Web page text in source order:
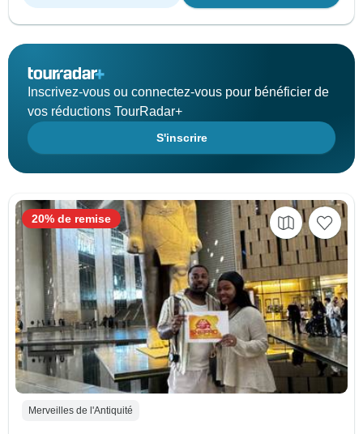
Inscrivez-vous ou connectez-vous pour bénéficier de
vos réductions TourRadar+
S'inscrire
Merveilles de l'Antiquité
20% de remise